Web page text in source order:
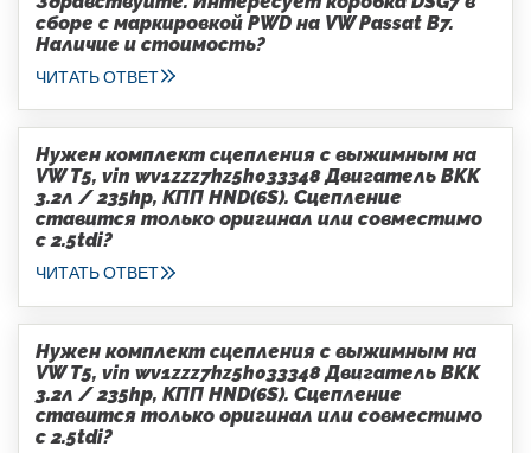
сборе с маркировкой PWD на VW Passat B7.
Наличие и стоимость?
ЧИТАТЬ ОТВЕТ
Нужен комплект сцепления с выжимным на
VW T5, vin wv1zzz7hz5h033348 Двигатель BKK
3.2л / 235hp, КПП HND(6S). Сцепление
ставится только оригинал или совместимо
с 2.5tdi?
ЧИТАТЬ ОТВЕТ
Нужен комплект сцепления с выжимным на
VW T5, vin wv1zzz7hz5h033348 Двигатель BKK
3.2л / 235hp, КПП HND(6S). Сцепление
ставится только оригинал или совместимо
с 2.5tdi?